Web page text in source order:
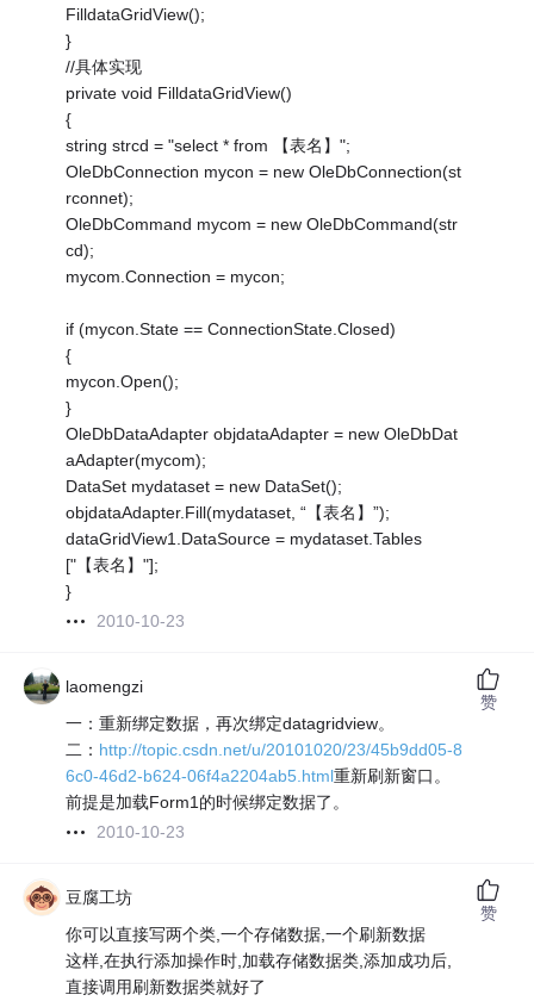
FilldataGridView();
}
//具体实现
private void FilldataGridView()
{
string strcd = "select * from 【表名】";
OleDbConnection mycon = new OleDbConnection(st
rconnet);
OleDbCommand mycom = new OleDbCommand(str
cd);
mycom.Connection = mycon;
if (mycon.State == ConnectionState.Closed)
{
mycon.Open();
}
OleDbDataAdapter objdataAdapter = new OleDbDat
aAdapter(mycom);
DataSet mydataset = new DataSet();
objdataAdapter.Fill(mydataset, “【表名】”);
dataGridView1.DataSource = mydataset.Tables
["【表名】"];
}
2010-10-23
laomengzi
一：重新绑定数据，再次绑定datagridview。
二： http://topic.csdn.net/u/20101020/23/45b9dd05-8
6c0-46d2-b624-06f4a2204ab5.html重新刷新窗口。
前提是加载Form1的时候绑定数据了。
2010-10-23
赞
豆腐工坊
你可以直接写两个类,一个存储数据,一个刷新数据
这样,在执行添加操作时,加载存储数据类,添加成功后,
直接调用刷新数据类就好了
赞